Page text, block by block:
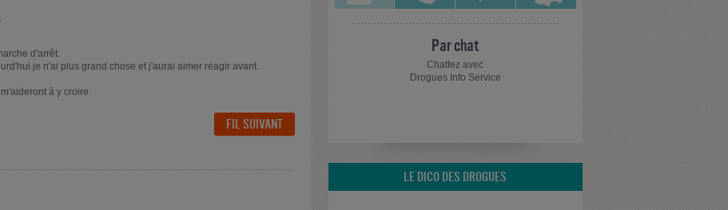
d'arrêt.
je n'ai plus grand chose et j'aurai aimer réagir avant.
à y croire.
FIL SUIVANT
Par chat
Chattez avec
Drogues Info Service
LE DICO DES DROGUES